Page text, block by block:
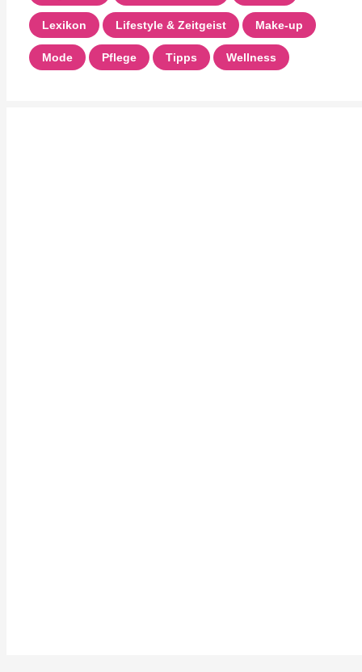
Lexikon Lifestyle & Zeitgeist Make-up
Mode Pflege Tipps Wellness